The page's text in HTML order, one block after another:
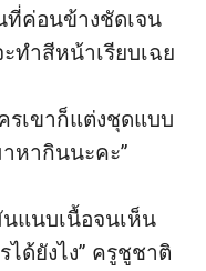
ที่ค่อนข้างชัดเจน
ทำสีหน้าเรียบเฉย
รเขาก็แต่งชุดแบบ
หากินนะคะ”
นแนบเนื้อจนเห็น
ด้ยังไง” ครูชูชาติ